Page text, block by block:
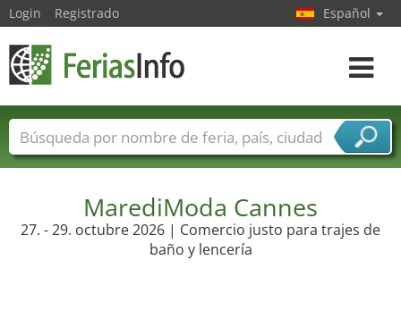
MarediModa Cannes
27. - 29. octubre 2026 | Comercio justo para trajes de
baño y lencería
Login Registrado Español
toggle
Nombres de ferias Países
Ciudades
Sectores de proveedor de servicios